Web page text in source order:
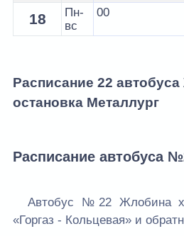
18
Пн-
вс
00
Расписание 22
остановка Металлург
Расписание автобуса
Автобус №22 Жлобина
«Горгаз - Кольцевая» и